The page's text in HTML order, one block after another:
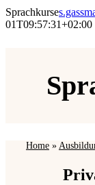
Sprachkurse
01T09:57:31+02:00
Home»